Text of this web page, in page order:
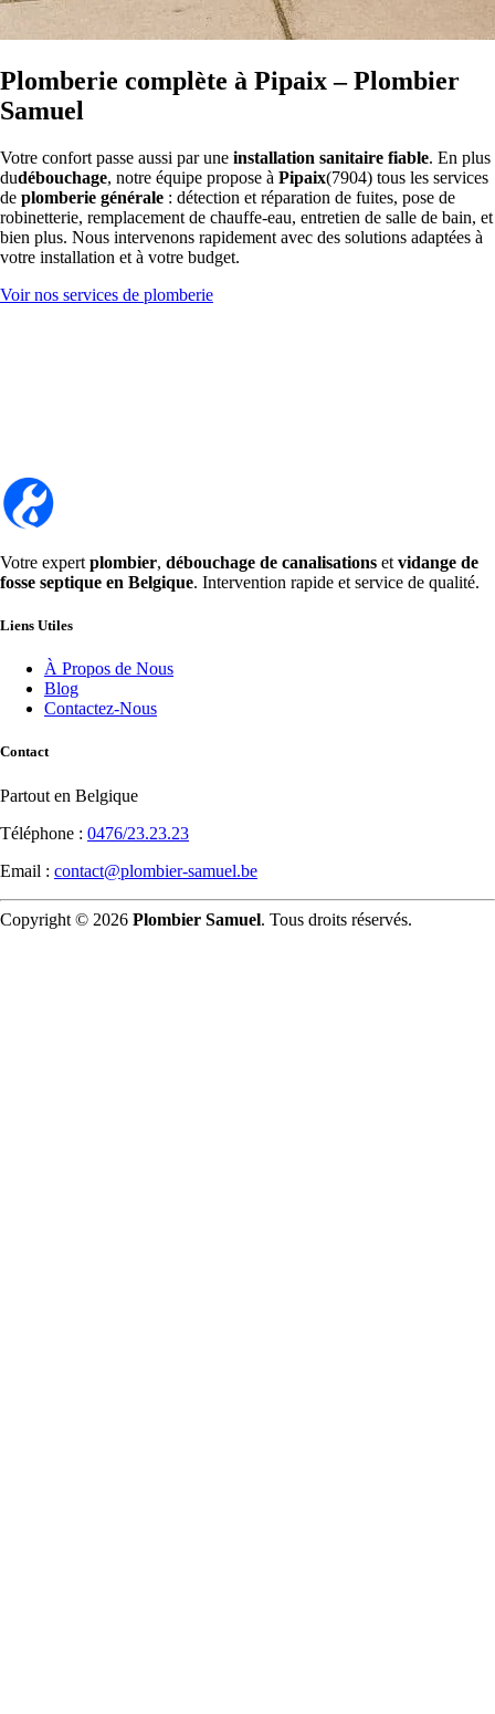
Plomberie complète à Pipaix – Plombier
Samuel
Votre confort passe aussi par une installation sanitaire fiable. En plus
dudébouchage, notre équipe propose à Pipaix(7904) tous les services
de plomberie générale : détection et réparation de fuites, pose de
robinetterie, remplacement de chauffe-eau, entretien de salle de bain, et
bien plus. Nous intervenons rapidement avec des solutions adaptées à
votre installation et à votre budget.
Voir nos services de plomberie
Votre expert plombier, débouchage de canalisations et vidange de
fosse septique en Belgique. Intervention rapide et service de qualité.
Liens Utiles
À Propos de Nous
Blog
Contactez-Nous
Contact
Partout en Belgique
Téléphone : 0476/23.23.23
Email : contact@plombier-samuel.be
Copyright © 2026 Plombier Samuel. Tous droits réservés.